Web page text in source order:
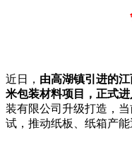
近日， 由高湖镇引进的
米包装材料项目，正式进
装有限公司升级打造，
试，推动纸板、纸箱产能